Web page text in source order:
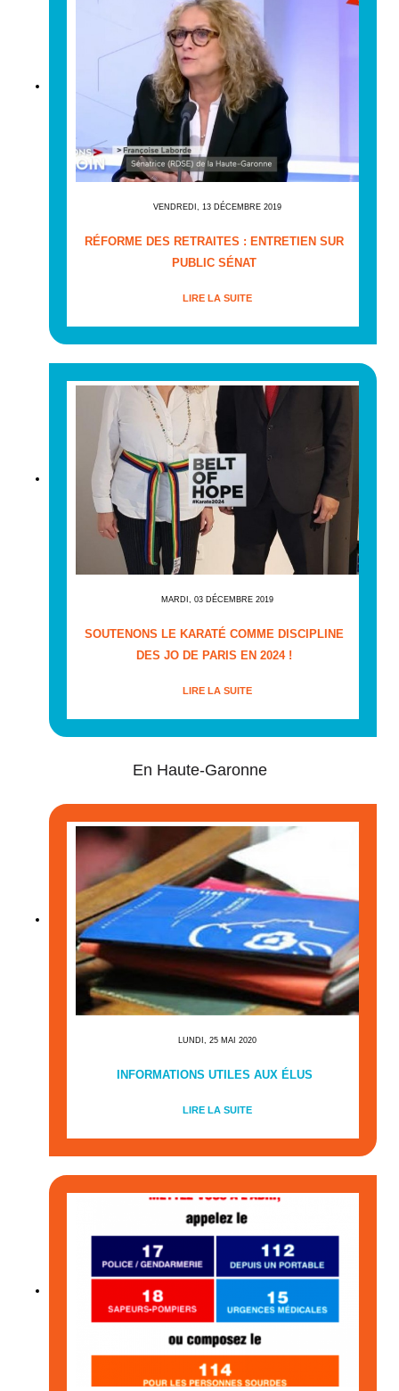
VENDREDI, 13 DÉCEMBRE 2019
RÉFORME DES RETRAITES : ENTRETIEN SUR
PUBLIC SÉNAT
LIRE LA SUITE
MARDI, 03 DÉCEMBRE 2019
SOUTENONS LE KARATÉ COMME DISCIPLINE
DES JO DE PARIS EN 2024 !
LIRE LA SUITE
En Haute-Garonne
LUNDI, 25 MAI 2020
INFORMATIONS UTILES AUX ÉLUS
LIRE LA SUITE